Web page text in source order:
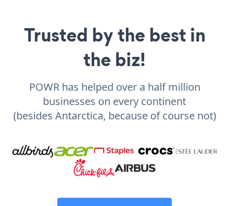
Trusted by the best in
the biz!
POWR has helped over a half million
businesses on every continent
(besides Antarctica, because of course not)